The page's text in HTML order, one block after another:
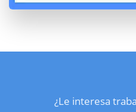
¿Le interesa